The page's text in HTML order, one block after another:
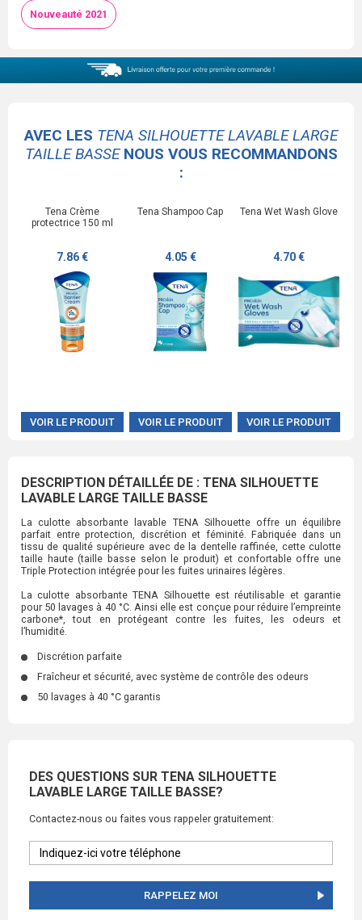
Nouveauté 2021
AVEC LES TENA SILHOUETTE LAVABLE LARGE
TAILLE BASSENOUS VOUS RECOMMANDONS
:
Tena Crème
protectrice 150 ml
7.86 €
VOIR LE PRODUIT
Tena Shampoo Cap
4.05 €
VOIR LE PRODUIT
Tena Wet Wash Glove
4.70 €
VOIR LE PRODUIT
DESCRIPTION DÉTAILLÉE DE : TENA SILHOUETTE
LAVABLE LARGE TAILLE BASSE
La culotte absorbante lavable TENA Silhouette offre un équilibre
parfait entre protection, discrétion et féminité. Fabriquée dans un
tissu de qualité supérieure avec de la dentelle raffinée, cette culotte
taille haute (taille basse selon le produit) et confortable offre une
Triple Protection intégrée pour les fuites urinaires légères.
La culotte absorbante TENA Silhouette est réutilisable et garantie
pour 50 lavages à 40 °C. Ainsi elle est conçue pour réduire l’empreinte
carbone*, tout en protégeant contre les fuites, les odeurs et
l’humidité.
Discrétion parfaite
Fraîcheur et sécurité, avec système de contrôle des odeurs
50 lavages à 40 °C garantis
DES QUESTIONS SUR TENA SILHOUETTE
LAVABLE LARGE TAILLE BASSE?
Contactez-nous ou faites vous rappeler gratuitement:
RAPPELEZ MOI